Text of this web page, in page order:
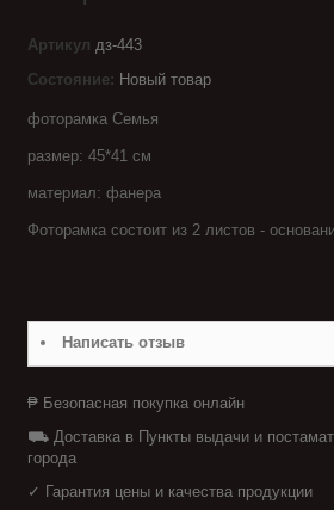
Артикул дз-443
Состояние: Новый товар
фоторамка Семья
размер: 45*41 см
материал: фанера
Фоторамка состоит из 2 листов -
Написать отзыв
₱ Безопасная покупка онлайн
⛟ Доставка в Пункты выдачи и
города
✓ Гарантия цены и качества продукции